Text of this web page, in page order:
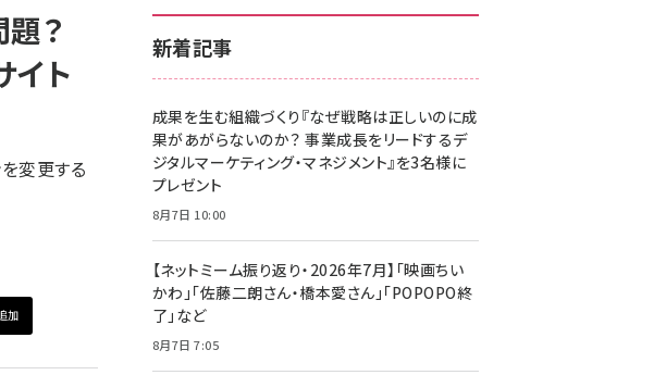
z世代 (1623)
meo (1277)
llmo (1167)
？
ト
変更する
加
新着記事
成果を生む組織づくり『なぜ戦略は正しいのに成
果があがらないのか？ 事業成長をリードするデ
ジタルマーケティング・マネジメント』を3名様に
プレゼント
8月7日 10:00
【ネットミーム振り返り・2026年7月】「映画ちい
かわ」「佐藤二朗さん・橋本愛さん」「POPOPO終
了」など
8月7日 7:05